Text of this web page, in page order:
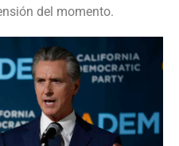
del momento.